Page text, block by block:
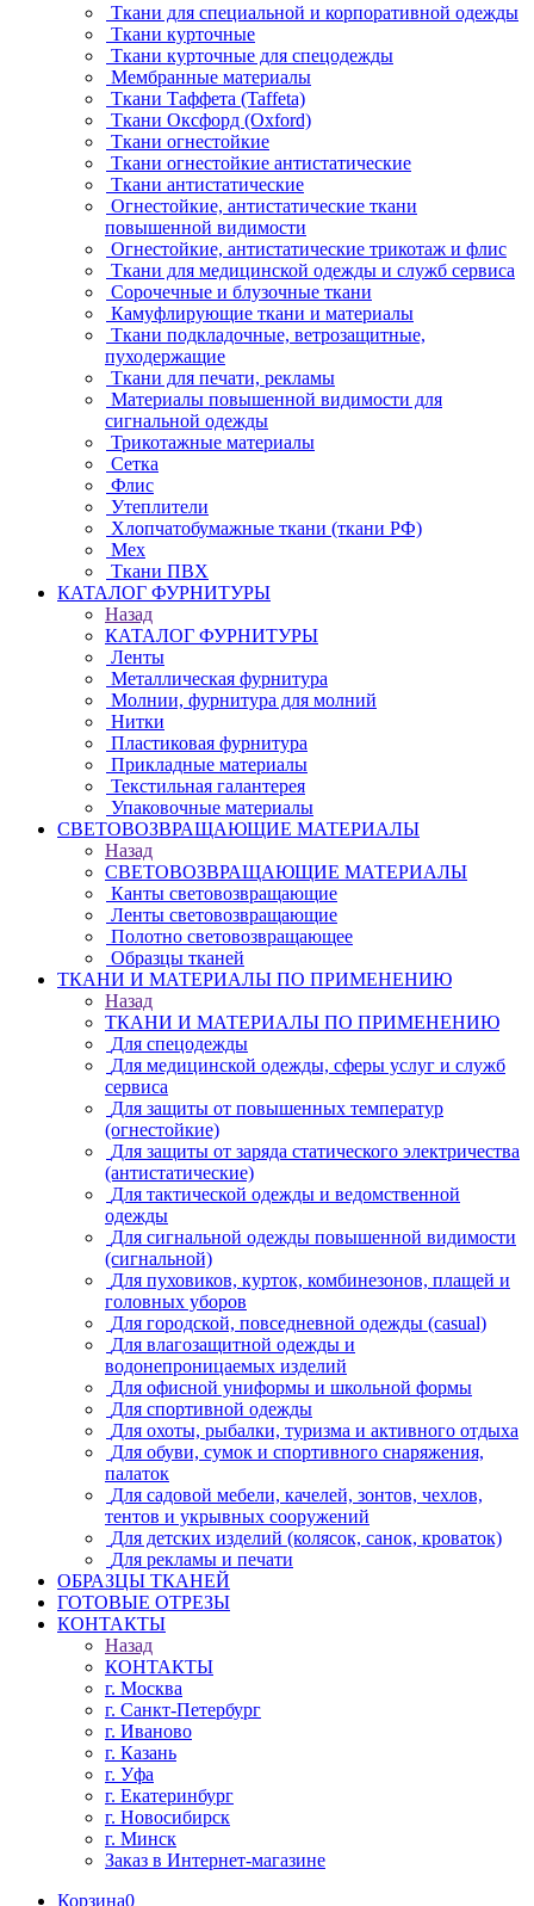
Ткани для специальной и корпоративной одежды
Ткани курточные
Ткани курточные для спецодежды
Мембранные материалы
Ткани Таффета (Taffeta)
Ткани Оксфорд (Oxford)
Ткани огнестойкие
Ткани огнестойкие антистатические
Ткани антистатические
Огнестойкие, антистатические ткани
повышенной видимости
Огнестойкие, антистатические трикотаж и флис
Ткани для медицинской одежды и служб сервиса
Сорочечные и блузочные ткани
Камуфлирующие ткани и материалы
Ткани подкладочные, ветрозащитные,
пуходержащие
Ткани для печати, рекламы
Материалы повышенной видимости для
сигнальной одежды
Трикотажные материалы
Сетка
Флис
Утеплители
Хлопчатобумажные ткани (ткани РФ)
Мех
Ткани ПВХ
КАТАЛОГ ФУРНИТУРЫ
Назад
КАТАЛОГ ФУРНИТУРЫ
Ленты
Металлическая фурнитура
Молнии, фурнитура для молний
Нитки
Пластиковая фурнитура
Прикладные материалы
Текстильная галантерея
Упаковочные материалы
СВЕТОВОЗВРАЩАЮЩИЕ МАТЕРИАЛЫ
Назад
СВЕТОВОЗВРАЩАЮЩИЕ МАТЕРИАЛЫ
Канты световозвращающие
Ленты световозвращающие
Полотно световозвращающее
Образцы тканей
ТКАНИ И МАТЕРИАЛЫ ПО ПРИМЕНЕНИЮ
Назад
ТКАНИ И МАТЕРИАЛЫ ПО ПРИМЕНЕНИЮ
Для спецодежды
Для медицинской одежды, сферы услуг и служб
сервиса
Для защиты от повышенных температур
(огнестойкие)
Для защиты от заряда статического электричества
(антистатические)
Для тактической одежды и ведомственной
одежды
Для сигнальной одежды повышенной видимости
(сигнальной)
Для пуховиков, курток, комбинезонов, плащей и
головных уборов
Для городской, повседневной одежды (casual)
Для влагозащитной одежды и
водонепроницаемых изделий
Для офисной униформы и школьной формы
Для спортивной одежды
Для охоты, рыбалки, туризма и активного отдыха
Для обуви, сумок и спортивного снаряжения,
палаток
Для садовой мебели, качелей, зонтов, чехлов,
тентов и укрывных сооружений
Для детских изделий (колясок, санок, кроваток)
Для рекламы и печати
ОБРАЗЦЫ ТКАНЕЙ
ГОТОВЫЕ ОТРЕЗЫ
КОНТАКТЫ
Назад
КОНТАКТЫ
г. Москва
г. Санкт-Петербург
г. Иваново
г. Казань
г. Уфа
г. Екатеринбург
г. Новосибирск
г. Минск
Заказ в Интернет-магазине
Корзина0